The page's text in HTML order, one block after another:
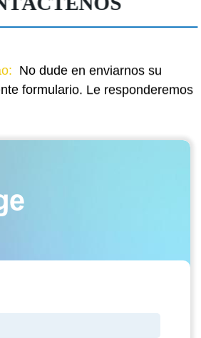
No dude en enviarnos su
formulario. Le responderemos